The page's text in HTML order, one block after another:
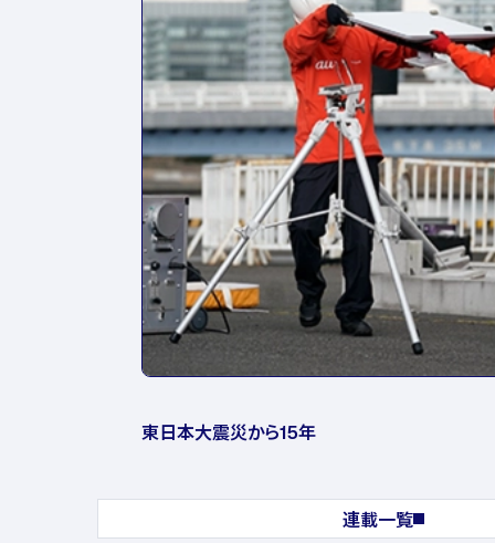
東日本大震災から15年
連載一覧